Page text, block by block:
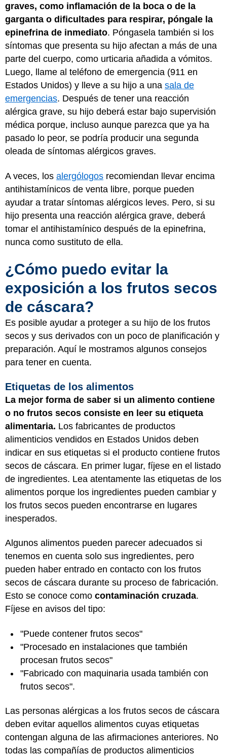
graves, como inflamación de la boca o de la
garganta o dificultades para respirar, póngale la
epinefrina de inmediato. Póngasela también si los
síntomas que presenta su hijo afectan a más de una
parte del cuerpo, como urticaria añadida a vómitos.
Luego, llame al teléfono de emergencia (911 en
Estados Unidos) y lleve a su hijo a una sala de
emergencias. Después de tener una reacción
alérgica grave, su hijo deberá estar bajo supervisión
médica porque, incluso aunque parezca que ya ha
pasado lo peor, se podría producir una segunda
oleada de síntomas alérgicos graves.
A veces, los alergólogos recomiendan llevar encima
antihistamínicos de venta libre, porque pueden
ayudar a tratar síntomas alérgicos leves. Pero, si su
hijo presenta una reacción alérgica grave, deberá
tomar el antihistamínico después de la epinefrina,
nunca como sustituto de ella.
¿Cómo puedo evitar la
exposición a los frutos secos
de cáscara?
Es posible ayudar a proteger a su hijo de los frutos
secos y sus derivados con un poco de planificación y
preparación. Aquí le mostramos algunos consejos
para tener en cuenta.
Etiquetas de los alimentos
La mejor forma de saber si un alimento contiene
o no frutos secos consiste en leer su etiqueta
alimentaria. Los fabricantes de productos
alimenticios vendidos en Estados Unidos deben
indicar en sus etiquetas si el producto contiene frutos
secos de cáscara. En primer lugar, fíjese en el listado
de ingredientes. Lea atentamente las etiquetas de los
alimentos porque los ingredientes pueden cambiar y
los frutos secos pueden encontrarse en lugares
inesperados.
Algunos alimentos pueden parecer adecuados si
tenemos en cuenta solo sus ingredientes, pero
pueden haber entrado en contacto con los frutos
secos de cáscara durante su proceso de fabricación.
Esto se conoce como contaminación cruzada.
Fíjese en avisos del tipo:
"Puede contener frutos secos"
"Procesado en instalaciones que también
procesan frutos secos"
"Fabricado con maquinaria usada también con
frutos secos".
Las personas alérgicas a los frutos secos de cáscara
deben evitar aquellos alimentos cuyas etiquetas
contengan alguna de las afirmaciones anteriores. No
todas las compañías de productos alimenticios